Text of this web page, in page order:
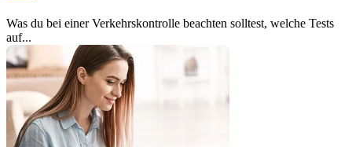
Was du bei einer Verkehrskontrolle beachten solltest, welche Tests
auf...